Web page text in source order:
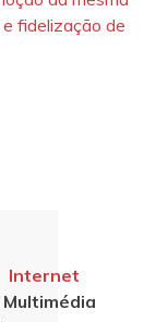
fidelização de
Internet
Multimédia